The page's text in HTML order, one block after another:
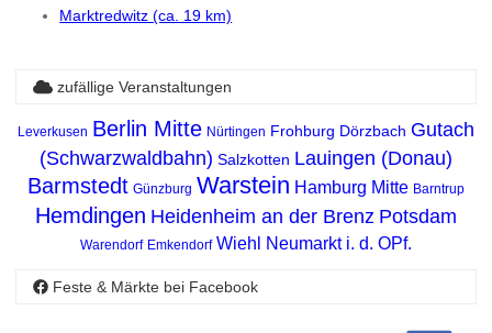
Marktredwitz (ca. 19 km)
zufällige Veranstaltungen
Leverkusen Berlin Mitte Nürtingen Frohburg Dörzbach Gutach
(Schwarzwaldbahn) Salzkotten Lauingen (Donau)
Barmstedt Günzburg Warstein Hamburg Mitte Barntrup
Hemdingen Heidenheim an der Brenz Potsdam
Warendorf Emkendorf Wiehl Neumarkt i. d. OPf.
Feste & Märkte bei Facebook